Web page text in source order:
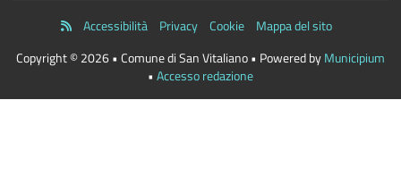
Accessibilità Privacy Cookie
Mappa del sito
Copyright © 2026 • Comune di San Vitaliano • Powered byMunicipium
• Accesso redazione